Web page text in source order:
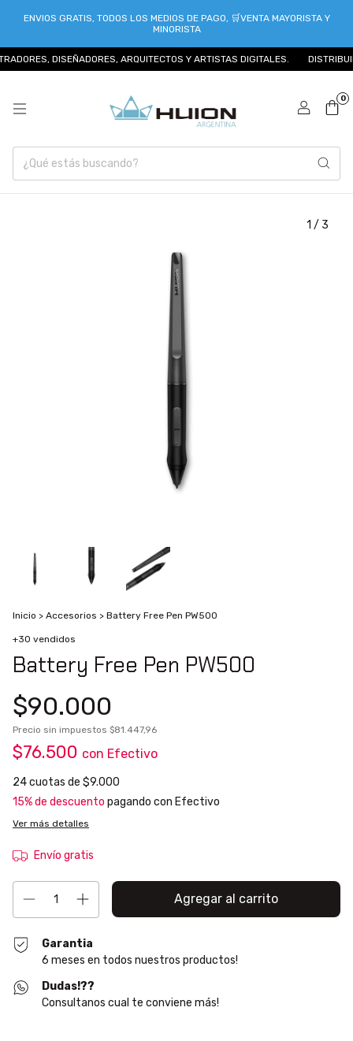
ENVIOS GRATIS, TODOS LOS MEDIOS DE PAGO, 🛒VENTA MAYORISTA Y
MINORISTA
DISEÑADORES, ARQUITECTOS Y ARTISTAS DIGITALES. DISTRIBUIDOR
0
1 / 3
Inicio > Accesorios > Battery Free Pen PW500
+30 vendidos
Battery Free Pen PW500
$90.000
Precio sin impuestos $81.447,96
$76.500 con Efectivo
24cuotas de $9.000
15% de descuento pagando con Efectivo
Ver más detalles
Envío gratis
Garantia
6 meses en todos nuestros productos!
Dudas!??
Consultanos cual te conviene más!